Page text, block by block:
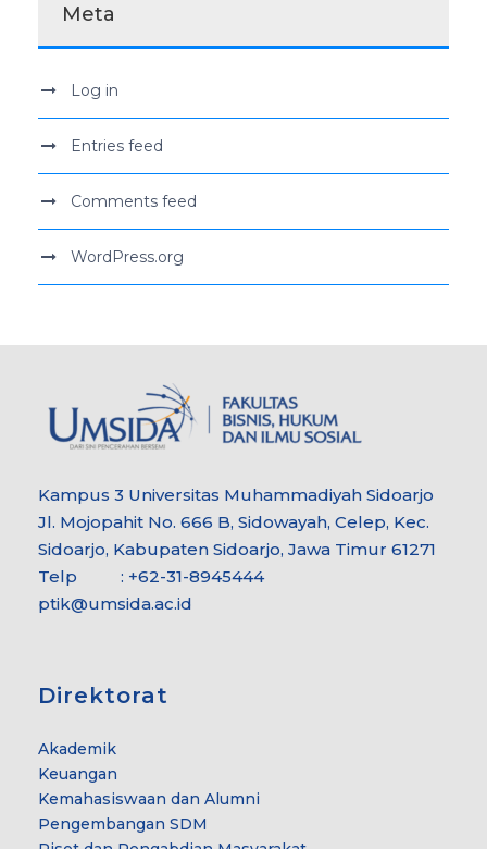
Meta
Log in
Entries feed
Comments feed
WordPress.org
Kampus 3 Universitas Muhammadiyah Sidoarjo
Jl. Mojopahit No. 666 B, Sidowayah, Celep, Kec.
Sidoarjo, Kabupaten Sidoarjo, Jawa Timur 61271
Telp : +62-31-8945444
ptik@umsida.ac.id
Direktorat
Akademik
Keuangan
Kemahasiswaan dan Alumni
Pengembangan SDM